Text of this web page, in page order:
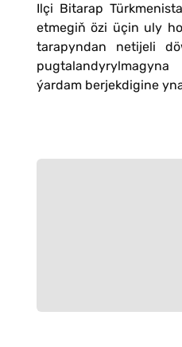
Ilçi Bitarap
etmegiň özi üçin uly
tarapyndan netijeli
ýardam berjekdigine